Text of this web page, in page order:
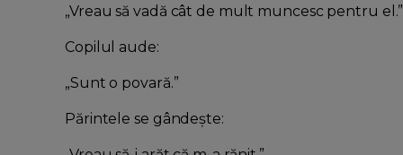
„Vreau să vadă cât de mult muncesc pentru el.”
Copilul aude:
„Sunt o povară.”
Părintele se gândește: